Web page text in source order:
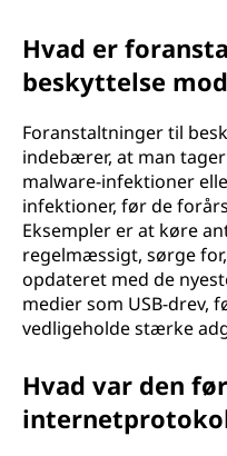
Hvad er
beskyttelse
Foranstaltninger til
indebærer, at man
malware-infektioner
infektioner, før de
Eksempler er at køre
regelmæssigt, sørge
opdateret med de
medier som USB-drev,
vedligeholde stærke
Hvad var den